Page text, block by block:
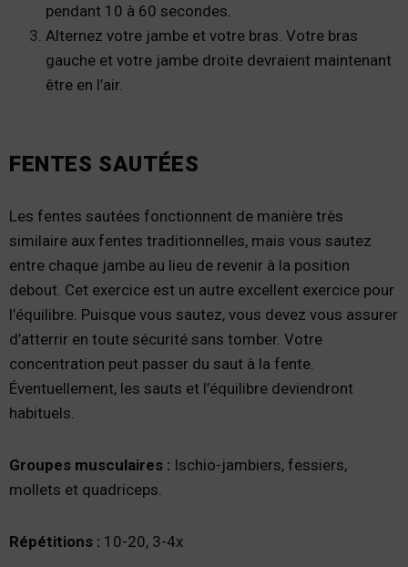
pendant 10 à 60 secondes.
Alternez votre jambe et votre bras. Votre bras
gauche et votre jambe droite devraient maintenant
être en l’air.
FENTES SAUTÉES
Les fentes sautées fonctionnent de manière très
similaire aux fentes traditionnelles, mais vous sautez
entre chaque jambe au lieu de revenir à la position
debout. Cet exercice est un autre excellent exercice pour
l’équilibre. Puisque vous sautez, vous devez vous assurer
d’atterrir en toute sécurité sans tomber. Votre
concentration peut passer du saut à la fente.
Éventuellement, les sauts et l’équilibre deviendront
habituels.
Groupes musculaires : Ischio-jambiers, fessiers,
mollets et quadriceps.
Répétitions : 10-20, 3-4x